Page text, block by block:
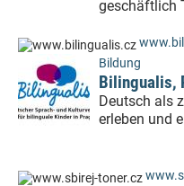
geschäftlich
Bildung
Bilingualis,
Deutsch als
erleben und